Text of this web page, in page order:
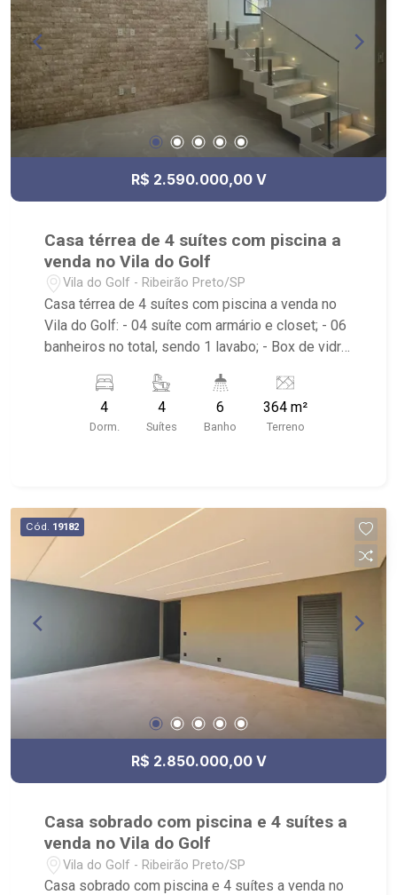
R$ 2.590.000,00 V
Casa térrea de 4 suítes com piscina a
venda no Vila do Golf
Vila do Golf - Ribeirão Preto/SP
Casa térrea de 4 suítes com piscina a venda no
Vila do Golf: - 04 suíte com armário e closet; - 06
banheiros no total, sendo 1 lavabo; - Box de vidro;
Cozinha Americana Gourmet; - Área de Serviço
com banheiro; - Piscina com hidro e prainha; -
Aquecimento Solar; - Varanda gourmet com
futebol gramado, playground, academia, pista de
caminha e salão de festas; - Próximo ao
Shopping Iguatemi, colégio Concept, Saibin e
Cervantes em Bonfim.
4
Dorm.
4
Suítes
6
Banho
364 m²
Terreno
Cód. 19182
R$ 2.850.000,00 V
Casa sobrado com piscina e 4 suítes a
venda no Vila do Golf
Vila do Golf - Ribeirão Preto/SP
Casa sobrado com piscina e 4 suítes a venda no